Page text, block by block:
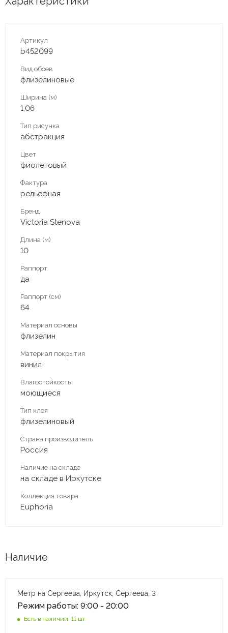
Артикул
b452099
Вид обоев
флизелиновые
Ширина (м)
1,06
Тип рисунка
абстракция
Цвет
фиолетовый
Фактура
рельефная
Бренд
Victoria Stenova
Длина (м)
10
Раппорт
да
Раппорт (см)
64
Материал основы
флизелин
Материал покрытия
винил
Влагостойкость
моющиеся
Тип клея
флизелиновый
Страна производитель
Россия
Наличие на складе
на складе в Иркутске
Коллекция товара
Euphoria
Наличие
Метр на Сергеева, Иркутск, Сергеева, 3
Режим работы: 9:00 - 20:00
Есть в наличии: 11 шт